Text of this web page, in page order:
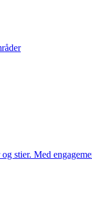
stier. Med